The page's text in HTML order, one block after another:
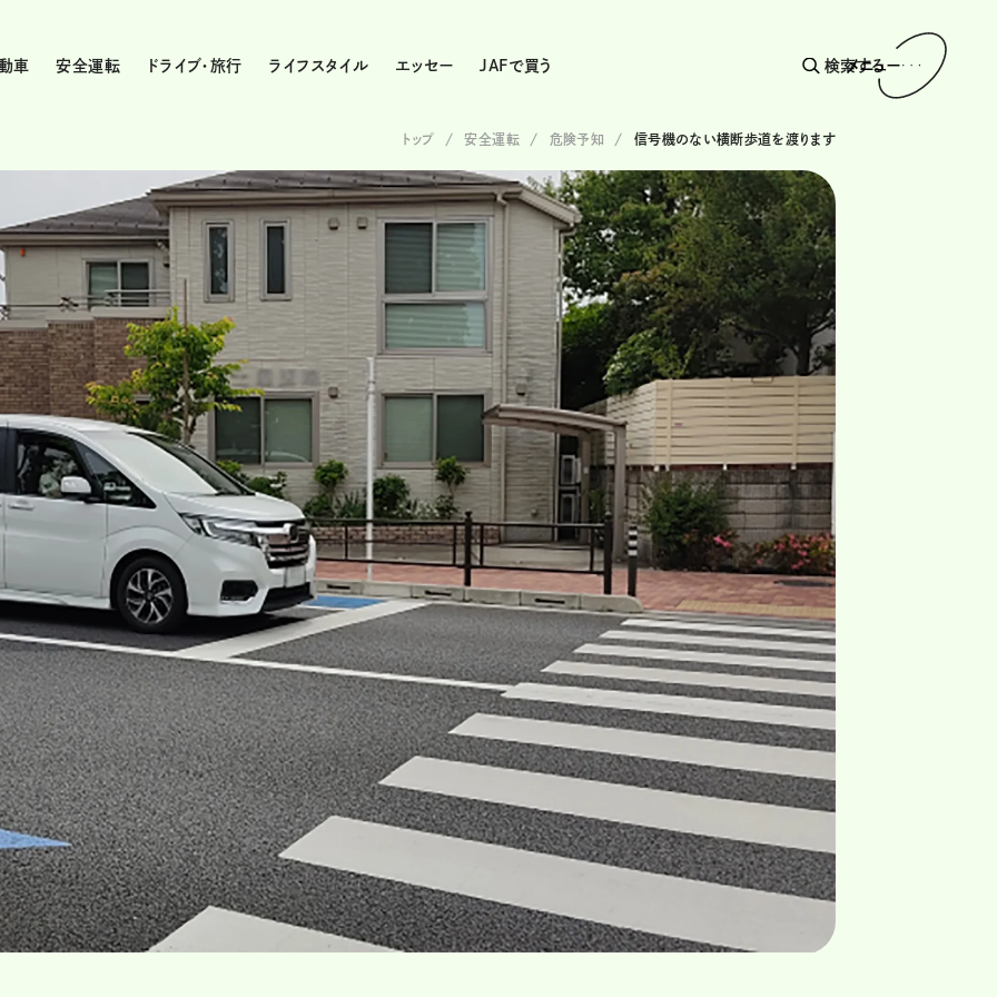
車 安全運転 ドライブ・旅行 ライフスタイル エッセー JAFで買う 検索する
メニュー
トップ 安全運転 危険予知 信号機のない横断歩道を渡ります